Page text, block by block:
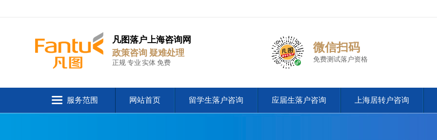
凡图落户上海咨询网
政策咨询 疑难处理
正规 专业 实体 免费
微信扫码
免费测试落户资格
服务范围 网站首页 留学生落户咨询 应届生落户咨询 上海居转户咨询